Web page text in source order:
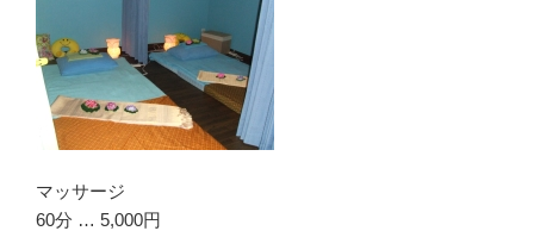
マッサージ
60分 … 5,000円